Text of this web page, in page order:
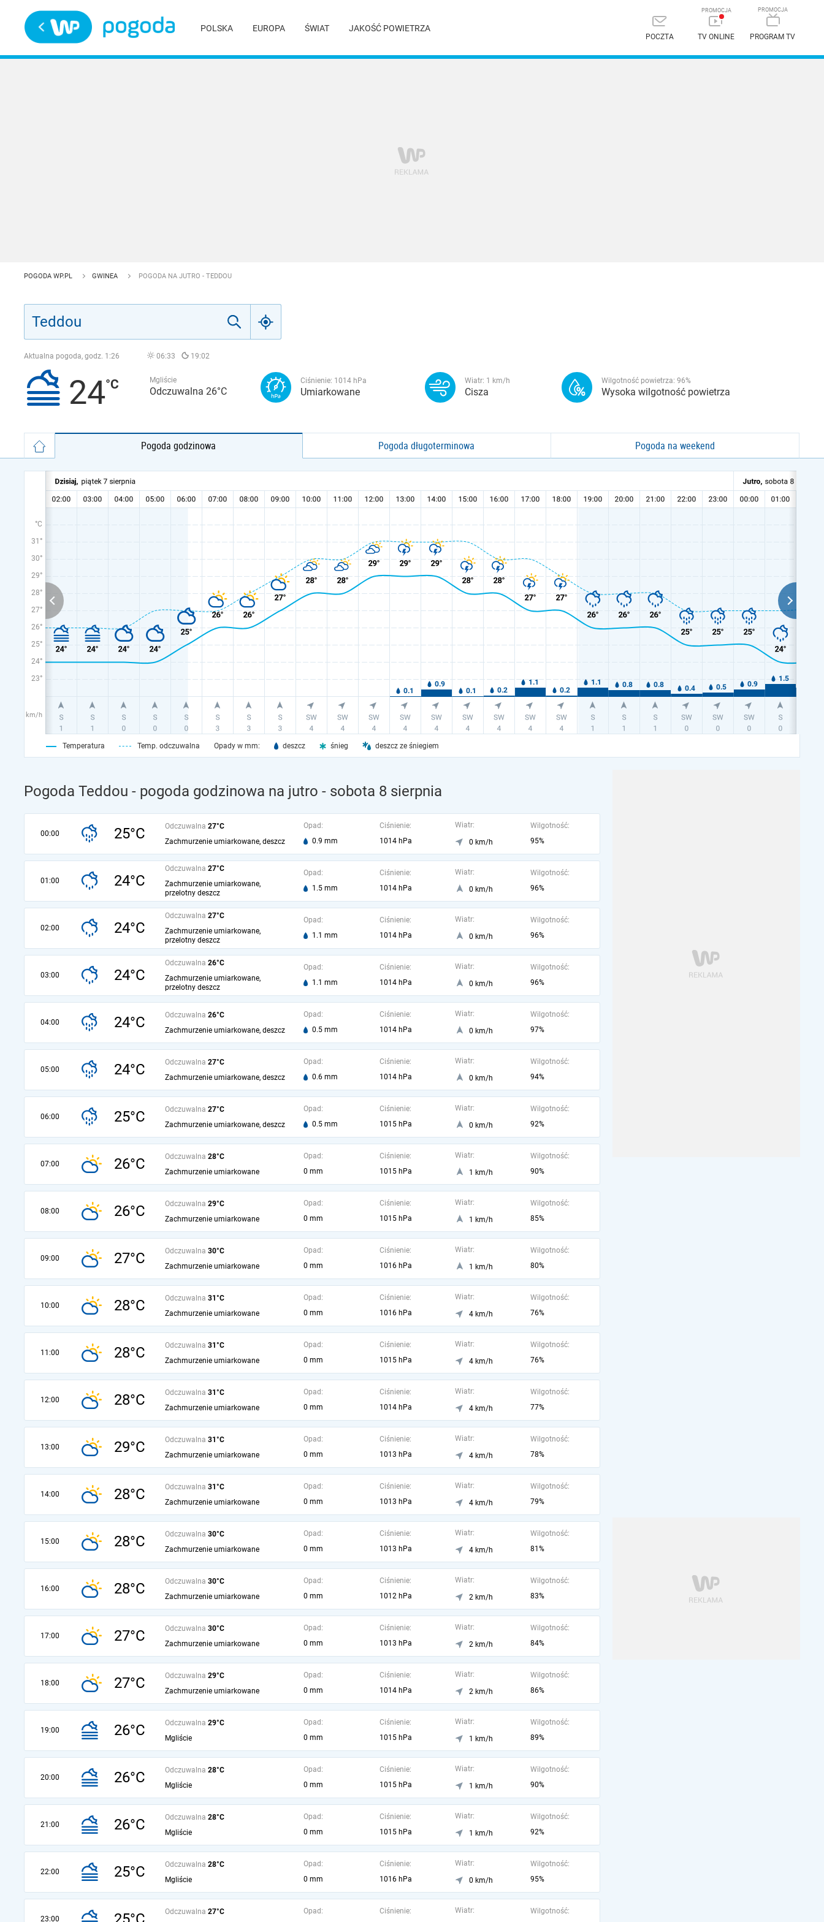
POLSKA EUROPA ŚWIAT JAKOŚĆ POWIETRZA
POCZTA TV ONLINE PROGRAM TV
POGODA WP.PL GWINEA POGODA NA JUTRO - TEDDOU
Aktualna pogoda, godz. 1:26 06:33 19:02
24 Mgliście
Odczuwalna 26°C
Ciśnienie: 1014 hPa
Umiarkowane
Wiatr: 1 km/h
Cisza
Wilgotność powietrza: 96%
Wysoka wilgotność powietrza
Pogoda godzinowa Pogoda długoterminowa Pogoda na weekend
°C
31°
30°
29°
28°
27°
26°
25°
24°
23°
km/h
Temperatura Temp. odczuwalna Opady w mm: deszcz śnieg deszcz ze śniegiem
Pogoda Teddou - pogoda godzinowa na jutro - sobota 8 sierpnia
00:00 25°C Odczuwalna 27°C
Zachmurzenie umiarkowane, deszcz
Opad:
0.9 mm
Ciśnienie:
1014 hPa
Wiatr:
0 km/h
Wilgotność:
95%
01:00 24°C
Odczuwalna 27°C
Zachmurzenie umiarkowane,
przelotny deszcz
Opad:
1.5 mm
Ciśnienie:
1014 hPa
Wiatr:
0 km/h
Wilgotność:
96%
02:00 24°C
Odczuwalna 27°C
Zachmurzenie umiarkowane,
przelotny deszcz
Opad:
1.1 mm
Ciśnienie:
1014 hPa
Wiatr:
0 km/h
Wilgotność:
96%
03:00 24°C
Odczuwalna 26°C
Zachmurzenie umiarkowane,
przelotny deszcz
Opad:
1.1 mm
Ciśnienie:
1014 hPa
Wiatr:
0 km/h
Wilgotność:
96%
04:00 24°C Odczuwalna 26°C
Zachmurzenie umiarkowane, deszcz
Opad:
0.5 mm
Ciśnienie:
1014 hPa
Wiatr:
0 km/h
Wilgotność:
97%
05:00 24°C Odczuwalna 27°C
Zachmurzenie umiarkowane, deszcz
Opad:
0.6 mm
Ciśnienie:
1014 hPa
Wiatr:
0 km/h
Wilgotność:
94%
06:00 25°C Odczuwalna 27°C
Zachmurzenie umiarkowane, deszcz
Opad:
0.5 mm
Ciśnienie:
1015 hPa
Wiatr:
0 km/h
Wilgotność:
92%
07:00 26°C Odczuwalna 28°C
Zachmurzenie umiarkowane
Opad:
0 mm
Ciśnienie:
1015 hPa
Wiatr:
1 km/h
Wilgotność:
90%
08:00 26°C Odczuwalna 29°C
Zachmurzenie umiarkowane
Opad:
0 mm
Ciśnienie:
1015 hPa
Wiatr:
1 km/h
Wilgotność:
85%
09:00 27°C Odczuwalna 30°C
Zachmurzenie umiarkowane
Opad:
0 mm
Ciśnienie:
1016 hPa
Wiatr:
1 km/h
Wilgotność:
80%
10:00 28°C Odczuwalna 31°C
Zachmurzenie umiarkowane
Opad:
0 mm
Ciśnienie:
1016 hPa
Wiatr:
4 km/h
Wilgotność:
76%
11:00 28°C Odczuwalna 31°C
Zachmurzenie umiarkowane
Opad:
0 mm
Ciśnienie:
1015 hPa
Wiatr:
4 km/h
Wilgotność:
76%
12:00 28°C Odczuwalna 31°C
Zachmurzenie umiarkowane
Opad:
0 mm
Ciśnienie:
1014 hPa
Wiatr:
4 km/h
Wilgotność:
77%
13:00 29°C Odczuwalna 31°C
Zachmurzenie umiarkowane
Opad:
0 mm
Ciśnienie:
1013 hPa
Wiatr:
4 km/h
Wilgotność:
78%
14:00 28°C Odczuwalna 31°C
Zachmurzenie umiarkowane
Opad:
0 mm
Ciśnienie:
1013 hPa
Wiatr:
4 km/h
Wilgotność:
79%
15:00 28°C Odczuwalna 30°C
Zachmurzenie umiarkowane
Opad:
0 mm
Ciśnienie:
1013 hPa
Wiatr:
4 km/h
Wilgotność:
81%
16:00 28°C Odczuwalna 30°C
Zachmurzenie umiarkowane
Opad:
0 mm
Ciśnienie:
1012 hPa
Wiatr:
2 km/h
Wilgotność:
83%
17:00 27°C Odczuwalna 30°C
Zachmurzenie umiarkowane
Opad:
0 mm
Ciśnienie:
1013 hPa
Wiatr:
2 km/h
Wilgotność:
84%
18:00 27°C Odczuwalna 29°C
Zachmurzenie umiarkowane
Opad:
0 mm
Ciśnienie:
1014 hPa
Wiatr:
2 km/h
Wilgotność:
86%
19:00 26°C Odczuwalna 29°C
Mgliście
Opad:
0 mm
Ciśnienie:
1015 hPa
Wiatr:
1 km/h
Wilgotność:
89%
20:00 26°C Odczuwalna 28°C
Mgliście
Opad:
0 mm
Ciśnienie:
1015 hPa
Wiatr:
1 km/h
Wilgotność:
90%
21:00 26°C Odczuwalna 28°C
Mgliście
Opad:
0 mm
Ciśnienie:
1015 hPa
Wiatr:
1 km/h
Wilgotność:
92%
22:00 25°C Odczuwalna 28°C
Mgliście
Opad:
0 mm
Ciśnienie:
1016 hPa
Wiatr:
0 km/h
Wilgotność:
95%
23:00
Odczuwalna 27°C
Opad:
Ciśnienie:
Wiatr:
Wilgotność: